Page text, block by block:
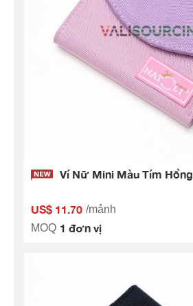
Ví Nữ Mini Màu Tím Hồng
US$ 11.70 /mảnh
MOQ 1 đơn vị